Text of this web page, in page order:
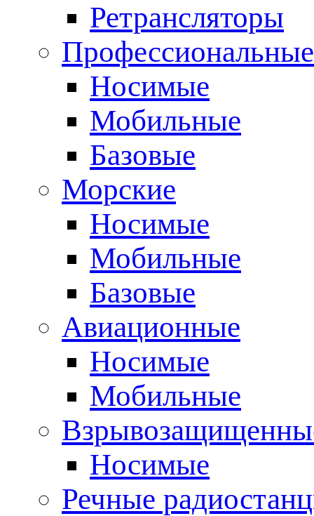
Ретрансляторы
Носимые
Мобильные
Базовые
Морские
Носимые
Мобильные
Базовые
Авиационные
Носимые
Мобильные
Носимые
Речные